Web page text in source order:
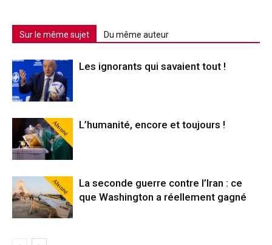
Sur le même sujet Du même auteur
Les ignorants qui savaient tout !
Abonné L’humanité, encore et toujours !
Abonné
La seconde guerre contre l’Iran : ce
que Washington a réellement gagné